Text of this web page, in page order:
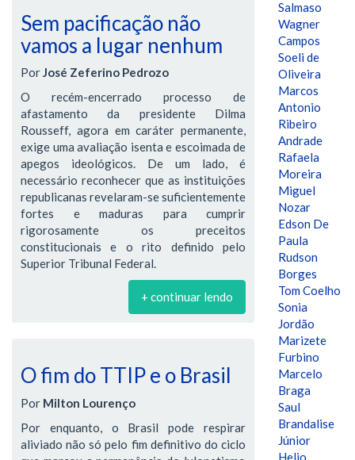
Sem pacificação não
vamos a lugar nenhum
PorJosé Zeferino Pedrozo
O recém-encerrado processo de
afastamento da presidente Dilma
Rousseff, agora em caráter permanente,
exige uma avaliação isenta e escoimada de
apegos ideológicos. De um lado, é
necessário reconhecer que as instituições
republicanas revelaram-se suficientemente
fortes e maduras para cumprir
rigorosamente os preceitos
constitucionais e o rito definido pelo
Superior Tribunal Federal.
+ continuar lendo
O fim do TTIP e o Brasil
Por Milton Lourenço
Por enquanto, o Brasil pode respirar
aliviado não só pelo fim definitivo do ciclo
Salmaso
Wagner
Campos
Soeli de
Oliveira
Marcos
Antonio
Ribeiro
Andrade
Rafaela
Moreira
Miguel
Nozar
Edson De
Paula
Rudson
Borges
Tom Coelho
Sonia
Jordão
Marizete
Furbino
Marcelo
Braga
Saul
Brandalise
Júnior
Helio